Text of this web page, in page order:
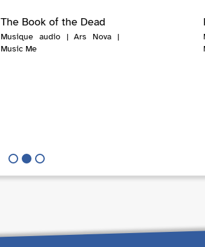
The Book of the Dead
Musique audio | Ars Nova |
Music Me